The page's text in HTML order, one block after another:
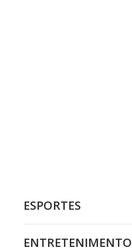
ESPORTES
ENTRETENIMENTO